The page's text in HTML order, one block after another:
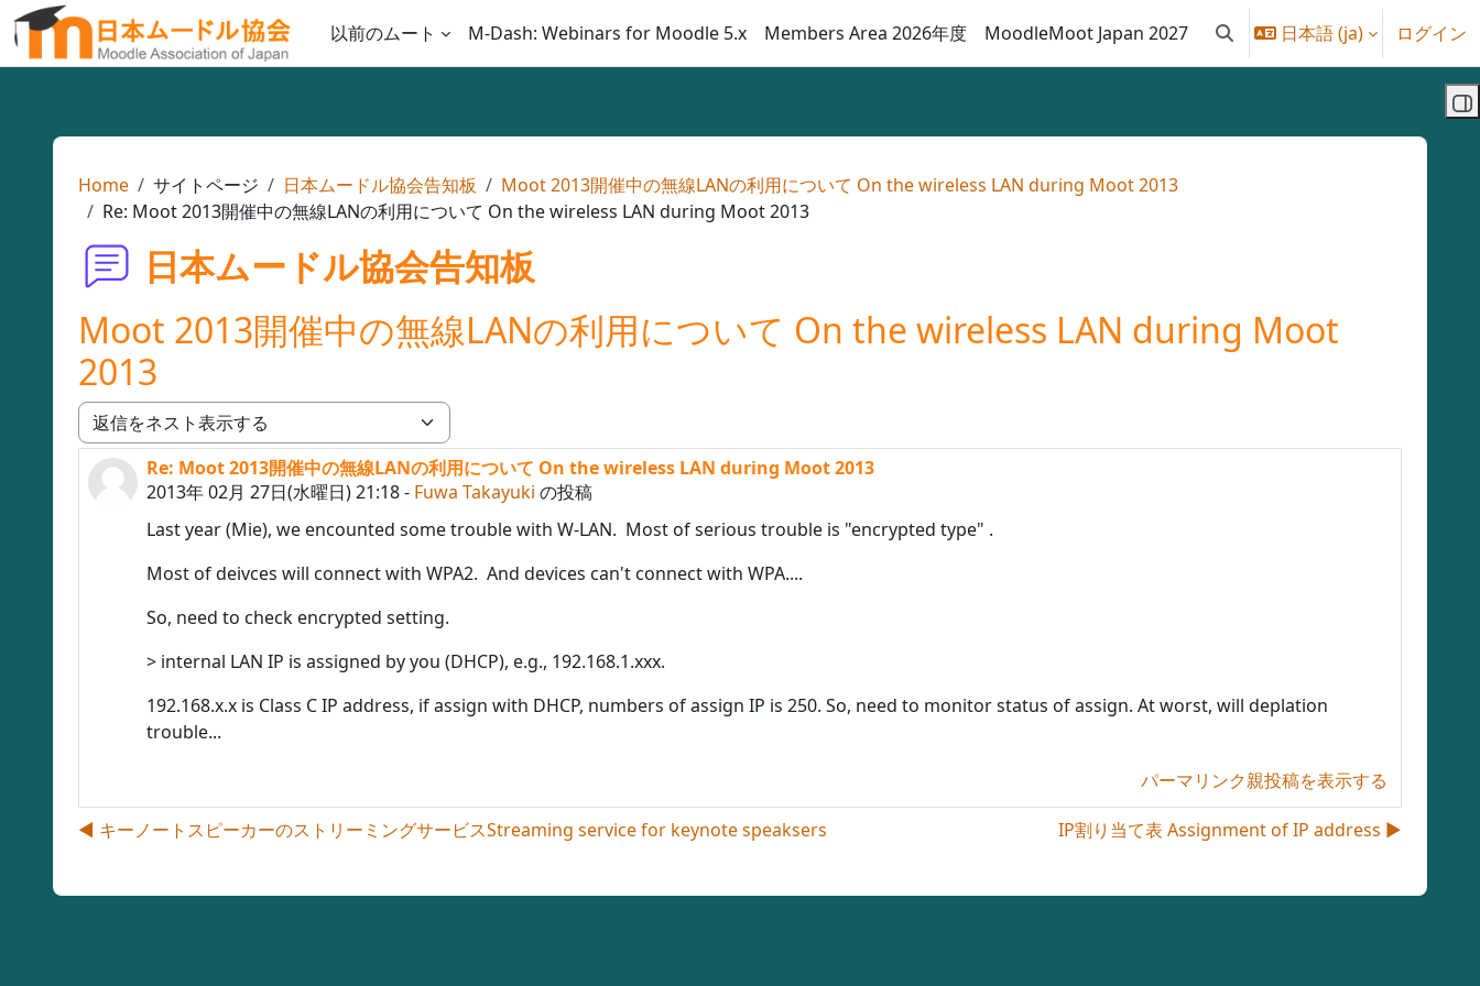
メインコンテンツへスキップする
以前のムート
M-Dash: Webinars for Moodle 5.x Members Area 2026年度 MoodleMoot Japan 2027 検索入力に切り替える
日本語 ‎(ja)‎ ログイン
Home サイトページ 日本ムードル協会告知板
Moot 2013開催中の無線LANの利用について On the wireless LAN during Moot 2013
Re: Moot 2013開催中の無線LANの利用について On the wireless LAN during Moot 2013
日本ムードル協会告知板
Moot 2013開催中の無線LANの利用について On the wireless LAN during Moot
2013
表示モード
Re: Moot 2013開催中の無線LANの利用について On the wireless LAN during Moot 2013
2013年 02月 27日(水曜日) 21:18- Fuwa Takayuki の投稿
返信数: 0
Last year (Mie), we encounted some trouble with W-LAN. Most of serious trouble is "encrypted type" .
Most of deivces will connect with WPA2. And devices can't connect with WPA....
So, need to check encrypted setting.
> internal LAN IP is assigned by you (DHCP), e.g., 192.168.1.xxx.
192.168.x.x is Class C IP address, if assign with DHCP, numbers of assign IP is 250. So, need to monitor status of assign. At worst, will deplation
trouble...
パーマリンク親投稿を表示する
◀︎ キーノートスピーカーのストリーミングサービスStreaming service for keynote speaksers IP割り当て表 Assignment of IP address ▶︎